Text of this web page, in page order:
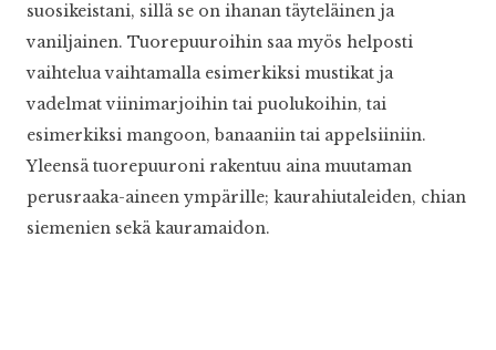
suosikeistani, sillä se on ihanan täyteläinen ja
vaniljainen. Tuorepuuroihin saa myös helposti
vaihtelua vaihtamalla esimerkiksi mustikat ja
vadelmat viinimarjoihin tai puolukoihin, tai
esimerkiksi mangoon, banaaniin tai appelsiiniin.
Yleensä tuorepuuroni rakentuu aina muutaman
perusraaka-aineen ympärille; kaurahiutaleiden, chian
siemenien sekä kauramaidon.